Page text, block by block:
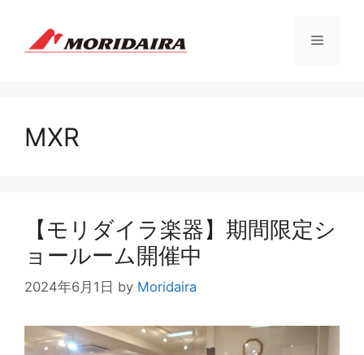
メ
MXR
【モリダイラ楽器】期間限定シ
ョールーム開催中
2024年6月1日 by Moridaira